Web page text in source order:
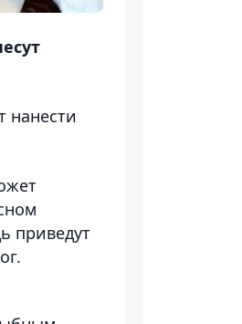
нанести
приведут